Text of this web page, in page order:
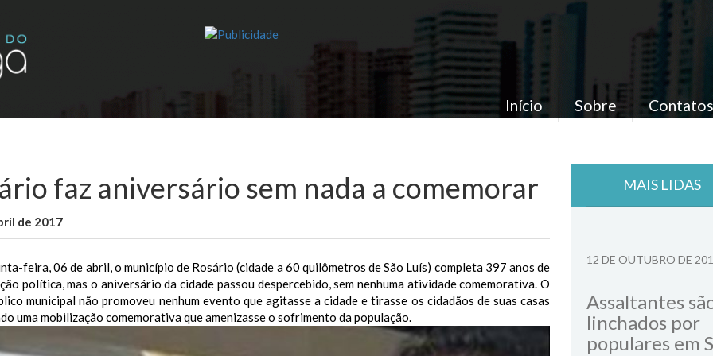
Início Sobre Contatos
faz aniversário sem nada a comemorar
de 2017
feira, 06 de abril, o município de Rosário (cidade a 60 quilômetros de São Luís) completa 397 anos de
política, mas o aniversário da cidade passou despercebido, sem nenhuma atividade comemorativa. O
municipal não promoveu nenhum evento que agitasse a cidade e tirasse os cidadãos de suas casas
uma mobilização comemorativa que amenizasse o sofrimento da população.
MAIS LIDAS
12 DE OUTUBRO DE
Assaltantes
linchados por
populares em